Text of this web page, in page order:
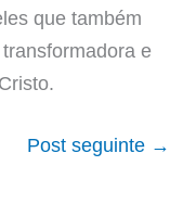
que também
e
Post seguinte →